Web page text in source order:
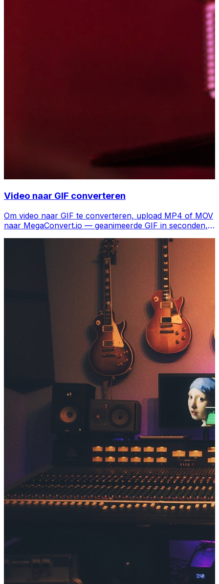
Video naar GIF converteren
Om video naar GIF te converteren, upload MP4 of MOV
naar MegaConvert.io — geanimeerde GIF in seconden,